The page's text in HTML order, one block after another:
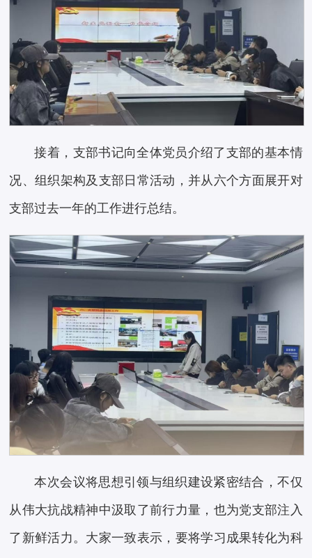
接着，支部书记向全体党员介绍了支部的基本情
况、组织架构及支部日常活动，并从六个方面展开对
支部过去一年的工作进行总结。
本次会议将思想引领与组织建设紧密结合，不仅
从伟大抗战精神中汲取了前行力量，也为党支部注入
了新鲜活力。大家一致表示，要将学习成果转化为科